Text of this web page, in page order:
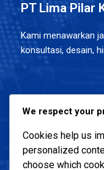
PT Lima Pilar
Kami menawarkan
konsultasi, desain,
Alamat Kantor
Menara 165 Lantai
Pasar Minggu,
We respect your
Cookies help us
personalized
choose which